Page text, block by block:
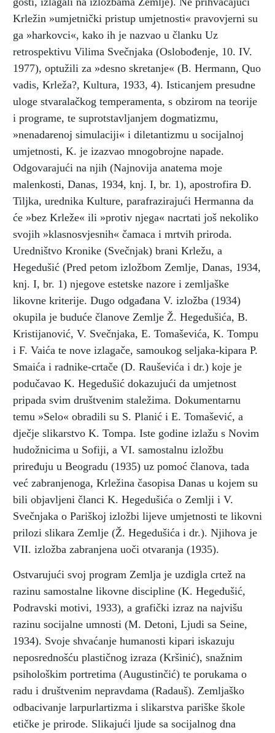
Krležin »umjetnički pristup umjetnosti« pravovjerni su
ga »harkovci«, kako ih je nazvao u članku Uz
retrospektivu Vilima Svečnjaka (Oslobođenje, 10. IV.
1977), optužili za »desno skretanje« (B. Hermann, Quo
vadis, Krleža?, Kultura, 1933, 4). Isticanjem presudne
uloge stvaralačkog temperamenta, s obzirom na teorije
i programe, te suprotstavljanjem dogmatizmu,
»nenadarenoj simulaciji« i diletantizmu u socijalnoj
umjetnosti, K. je izazvao mnogobrojne napade.
Odgovarajući na njih (Najnovija anatema moje
malenkosti, Danas, 1934, knj. I, br. 1), apostrofira Đ.
Tiljka, urednika Kulture, parafrazirajući Hermanna da
će »bez Krleže« ili »protiv njega« nacrtati još nekoliko
svojih »klasnosvjesnih« čamaca i mrtvih priroda.
Uredništvo Kronike (Svečnjak) brani Krležu, a
Hegedušić (Pred petom izložbom Zemlje, Danas, 1934,
knj. I, br. 1) njegove estetske nazore i zemljaške
likovne kriterije. Dugo odgađana V. izložba (1934)
okupila je buduće članove Zemlje Ž. Hegedušića, B.
Kristijanović, V. Svečnjaka, E. Tomaševića, K. Tompu
i F. Vaića te nove izlagače, samoukog seljaka-kipara P.
Smaića i radnike-crtače (D. Rauševića i dr.) koje je
podučavao K. Hegedušić dokazujući da umjetnost
pripada svim društvenim staležima. Dokumentarnu
temu »Selo« obradili su S. Planić i E. Tomašević, a
dječje slikarstvo K. Tompa. Iste godine izlažu s Novim
hudožnicima u Sofiji, a VI. samostalnu izložbu
priređuju u Beogradu (1935) uz pomoć članova, tada
već zabranjenoga, Krležina časopisa Danas u kojem su
bili objavljeni članci K. Hegedušića o Zemlji i V.
Svečnjaka o Pariškoj izložbi lijeve umjetnosti te likovni
prilozi slikara Zemlje (Ž. Hegedušića i dr.). Njihova je
VII. izložba zabranjena uoči otvaranja (1935).
Ostvarujući svoj program Zemlja je uzdigla crtež na
razinu samostalne likovne discipline (K. Hegedušić,
Podravski motivi, 1933), a grafički izraz na najvišu
razinu socijalne umnosti (M. Detoni, Ljudi sa Seine,
1934). Svoje shvaćanje humanosti kipari iskazuju
neposrednošću plastičnog izraza (Kršinić), snažnim
psihološkim portretima (Augustinčić) te porukama o
radu i društvenim nepravdama (Radauš). Zemljaško
odbacivanje larpurlartizma i slikarstva pariške škole
etičke je prirode. Slikajući ljude sa socijalnog dna